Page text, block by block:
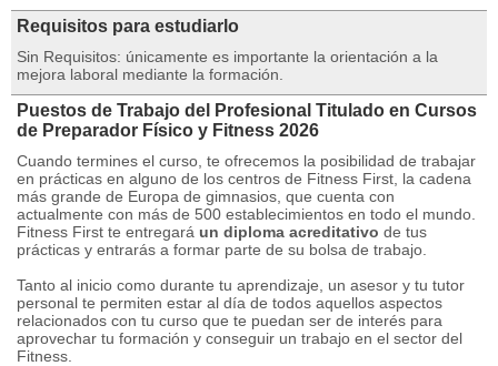
Requisitos para estudiarlo
Sin Requisitos: únicamente es importante la orientación a la
mejora laboral mediante la formación.
Puestos de Trabajo del Profesional Titulado en Cursos
de Preparador Físico y Fitness 2026
Cuando termines el curso, te ofrecemos la posibilidad de trabajar
en prácticas en alguno de los centros de Fitness First, la cadena
más grande de Europa de gimnasios, que cuenta con
actualmente con más de 500 establecimientos en todo el mundo.
Fitness First te entregará un diploma acreditativo de tus
prácticas y entrarás a formar parte de su bolsa de trabajo.
Tanto al inicio como durante tu aprendizaje, un asesor y tu tutor
personal te permiten estar al día de todos aquellos aspectos
relacionados con tu curso que te puedan ser de interés para
aprovechar tu formación y conseguir un trabajo en el sector del
Fitness.